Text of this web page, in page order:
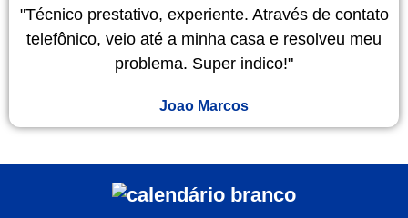
"Técnico prestativo, experiente. Através de contato
telefônico, veio até a minha casa e resolveu meu
problema. Super indico!"
Joao Marcos